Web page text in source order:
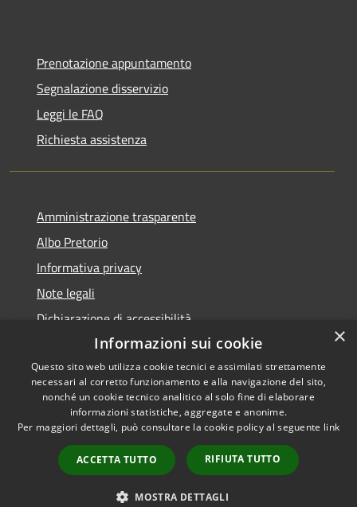
Prenotazione appuntamento
Segnalazione disservizio
Leggi le FAQ
Richiesta assistenza
Amministrazione trasparente
Albo Pretorio
Informativa privacy
Note legali
Dichiarazione di accessibilità
Accessibilità
Privacy
Mappa del sito
Copyright © 2026 • Comune di
Arpino • Powered by
Municipium
Accesso
redazione
×
Informazioni sui cookie
Questo sito web utilizza cookie tecnici e assimilati strettamente
necessari al corretto funzionamento e alla navigazione del sito,
nonché un cookie tecnico analitico al solo fine di elaborare
informazioni statistiche, aggregate e anonime.
Per maggiori dettagli, può consultare la cookie policy al seguente link
ACCETTA TUTTO RIFIUTA TUTTO
MOSTRA DETTAGLI